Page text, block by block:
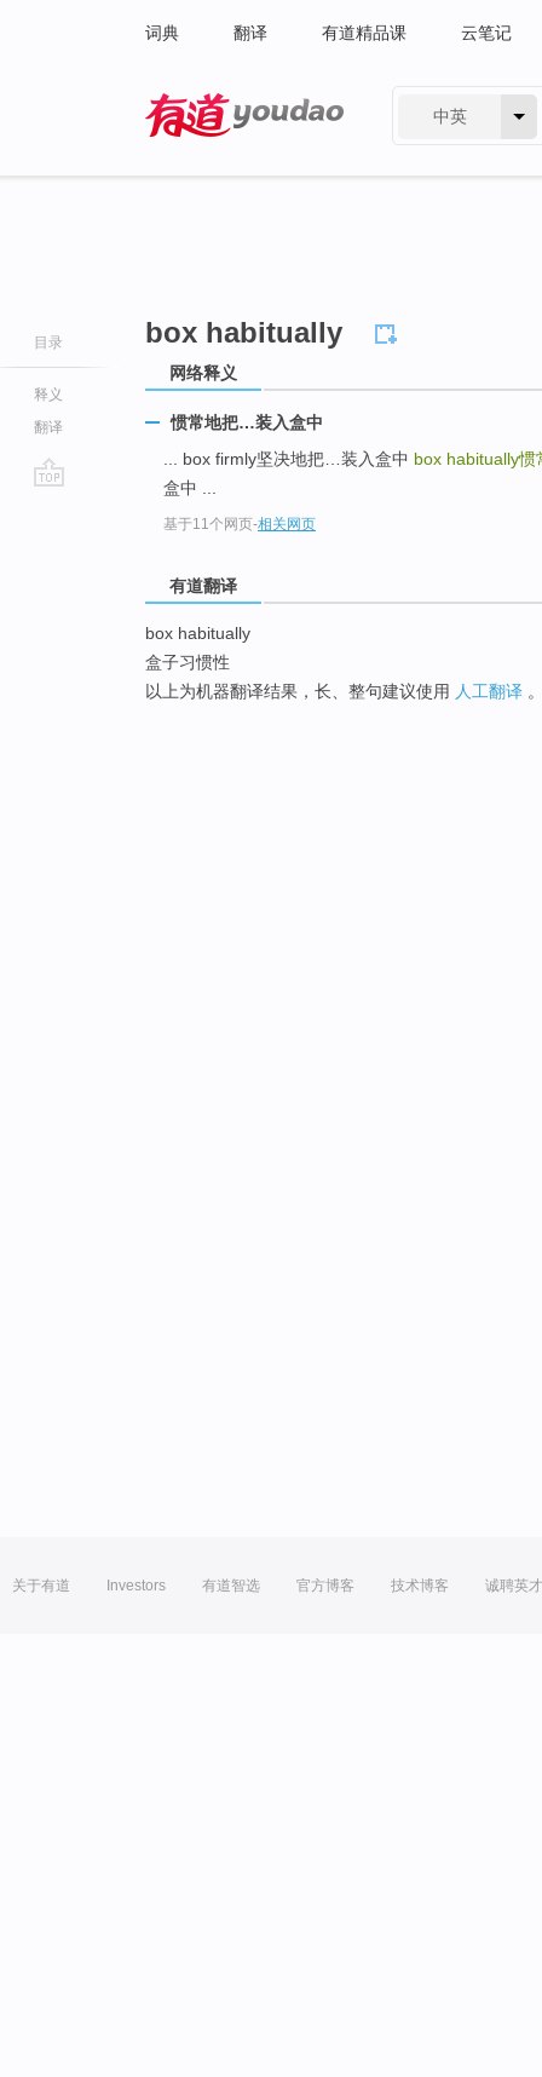
词典 翻译 有道精品课 云笔记
中英
目录
释义
翻译
box habitually
网络释义
惯常地把…装入盒中
... box firmly坚决地把…装入盒中 box habitually惯
盒中 ...
基于11个网页-相关网页
有道翻译
box habitually
盒子习惯性
以上为机器翻译结果，长、整句建议使用 人工翻译
关于有道 Investors 有道智选 官方博客 技术博客 诚聘英才